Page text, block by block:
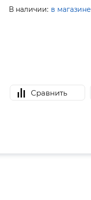
В наличии: в магазине
Сравнить